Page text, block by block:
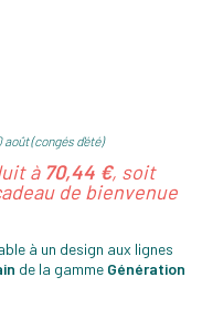
(congés d'été)
à 70,44 €, soit
de bienvenue
à un design aux lignes
de la gamme Génération